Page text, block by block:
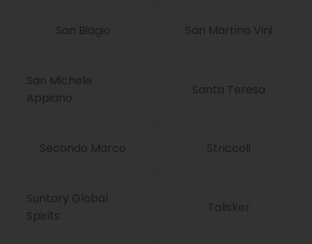
San Biagio San Martino Vini
San Michele
Appiano
Santa Teresa
Secondo Marco Striccoli
Suntory Global
Spirits
Talisker